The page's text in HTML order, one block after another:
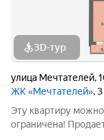
3D-тур
улица Мечтателей,
ЖК «Мечтателей»,
Эту квартиру
ограничена!